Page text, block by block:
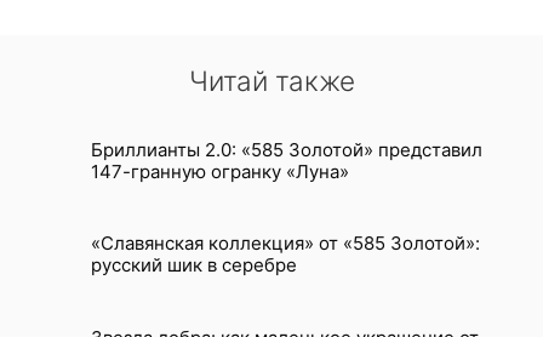
Читай также
Бриллианты 2.0: «585 Золотой» представил
147-гранную огранку «Луна»
«Славянская коллекция» от «585 Золотой»:
русский шик в серебре